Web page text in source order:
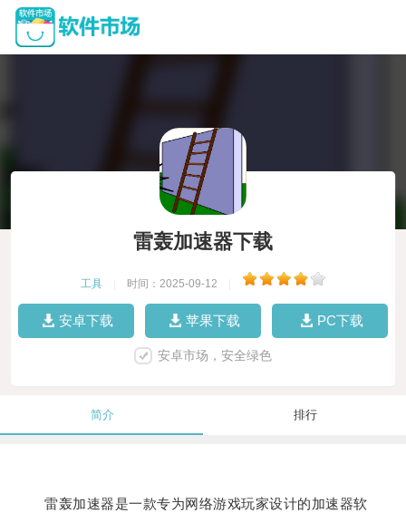
雷轰加速器下载
工具 时间：2025-09-12
安卓下载 苹果下载 PC下载
安卓市场，安全绿色
简介 排行
雷轰加速器是一款专为网络游戏玩家设计的加速器软